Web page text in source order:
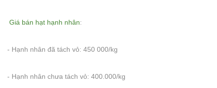
Giá bán hạt hạnh nhân:
- Hạnh nhân đã tách vỏ: 450 000/kg
- Hạnh nhân chưa tách vỏ: 400.000/kg